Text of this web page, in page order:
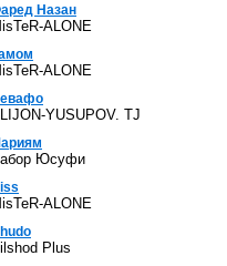
Назан
ALONE
ALONE
YUSUPOV. TJ
Юсуфи
ALONE
Plus